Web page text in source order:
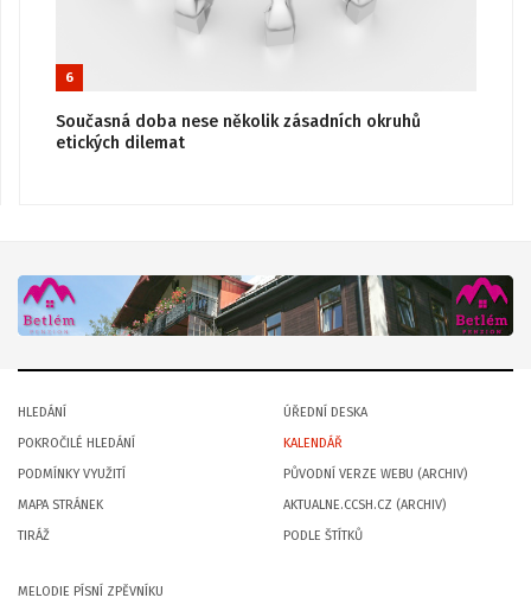
6
Současná doba nese několik zásadních okruhů
etických dilemat
HLEDÁNÍ
POKROČILÉ HLEDÁNÍ
PODMÍNKY VYUŽITÍ
MAPA STRÁNEK
TIRÁŽ
ÚŘEDNÍ DESKA
KALENDÁŘ
PŮVODNÍ VERZE WEBU (ARCHIV)
AKTUALNE.CCSH.CZ (ARCHIV)
PODLE ŠTÍTKŮ
MELODIE PÍSNÍ ZPĚVNÍKU